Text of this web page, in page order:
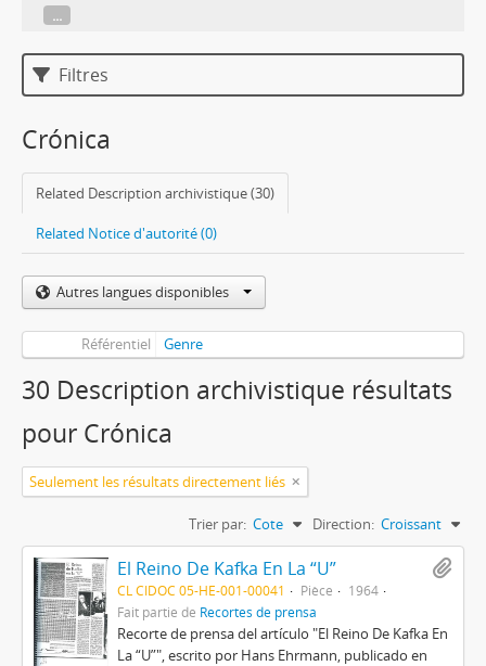
...
Filtres
Crónica
Related Description archivistique (30)
Related Notice d'autorité (0)
Autres langues disponibles
Référentiel Genre
30 Description archivistique résultats
pour Crónica
Seulement les résultats directement liés
Trier par: Cote Direction: Croissant
El Reino De Kafka En La “U”
CL CIDOC 05-HE-001-00041 Pièce
1964
Fait partie de Recortes de prensa
Recorte de prensa del artículo "El Reino De Kafka En
La “U”", escrito por Hans Ehrmann, publicado en